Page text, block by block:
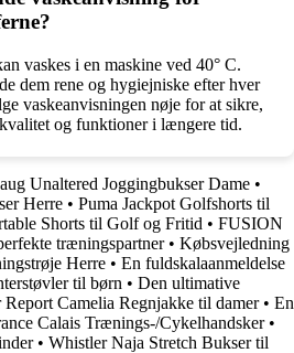
vaskes i en maskine ved 40° C.
dem rene og hygiejniske efter hver
vaskeanvisningen nøje for at sikre,
og funktioner i længere tid.
Unaltered Joggingbukser Dame •
Herre • Puma Jackpot Golfshorts til
Shorts til Golf og Fritid • FUSION
træningspartner• Købsvejledning
Herre • En fuldskalaanmeldelse
til børn • Den ultimative
Camelia Regnjakke til damer• En
Calais Trænings-/Cykelhandsker•
• Whistler Naja Stretch Bukser til